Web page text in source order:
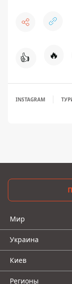
👍 🔥
INSTAGRAM
Мир
Украина
Киев
Регионы